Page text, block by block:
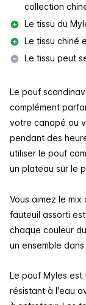
collection
Le tissu du
Le tissu chiné
Le tissu peut
Le pouf
complément
votre canapé ou
pendant des
utiliser le pouf
un plateau sur le
Vous aimez le
fauteuil assorti
chaque couleur
un ensemble
Le pouf Myles est
résistant à l'eau